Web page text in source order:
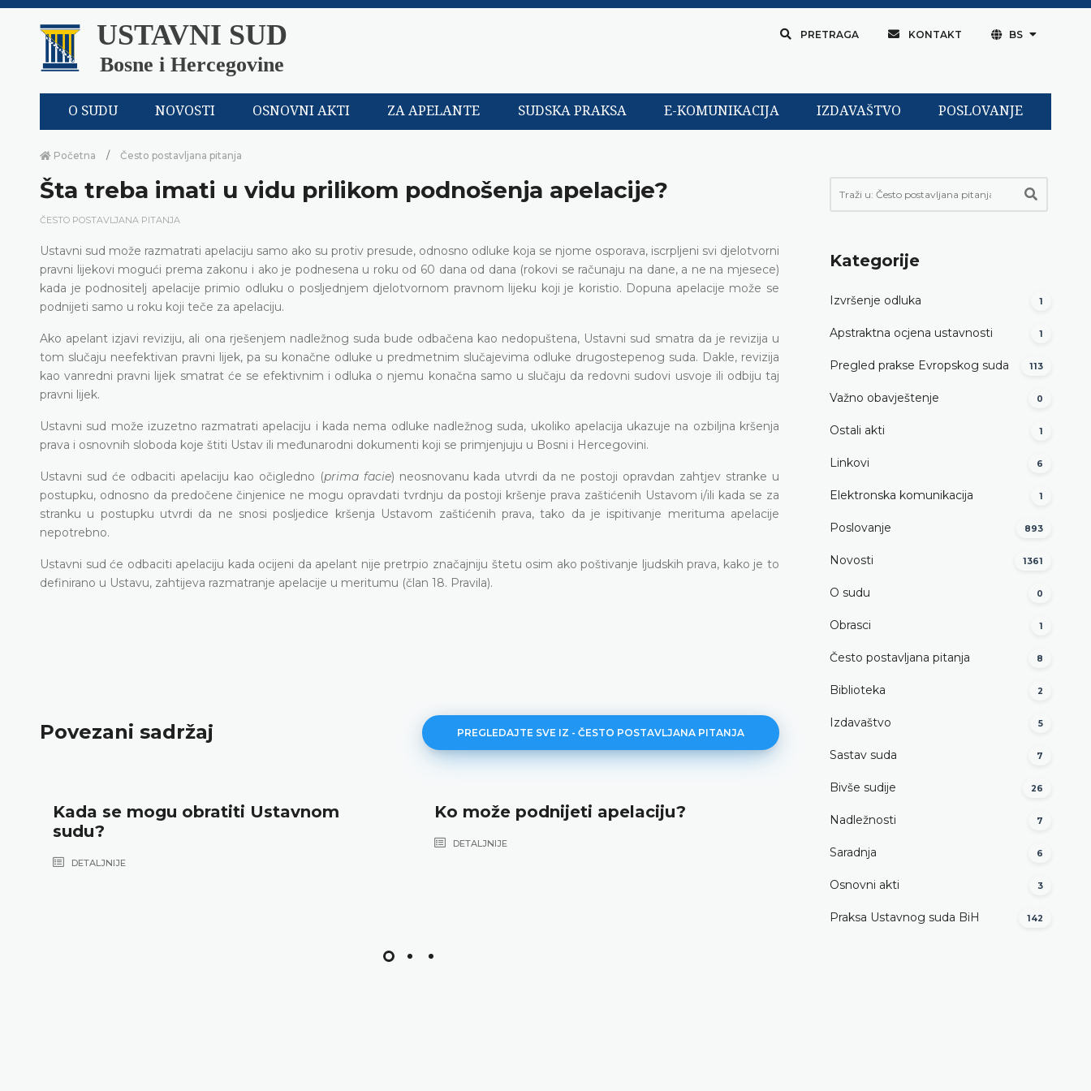
USTAVNI SUD
Bosne i Hercegovine
PRETRAGA KONTAKT BS
O SUDU NOVOSTI OSNOVNI AKTI ZA APELANTE SUDSKA PRAKSA E-KOMUNIKACIJA IZDAVAŠTVO POSLOVANJE
Početna Često postavljana pitanja
Šta treba imati u vidu prilikom podnošenja apelacije?
ČESTO POSTAVLJANA PITANJA
Ustavni sud može razmatrati apelaciju samo ako su protiv presude, odnosno odluke koja se njome osporava, iscrpljeni svi djelotvorni
pravni lijekovi mogući prema zakonu i ako je podnesena u roku od 60 dana od dana (rokovi se računaju na dane, a ne na mjesece)
kada je podnositelj apelacije primio odluku o posljednjem djelotvornom pravnom lijeku koji je koristio. Dopuna apelacije može se
podnijeti samo u roku koji teče za apelaciju.
Ako apelant izjavi reviziju, ali ona rješenjem nadležnog suda bude odbačena kao nedopuštena, Ustavni sud smatra da je revizija u
tom slučaju neefektivan pravni lijek, pa su konačne odluke u predmetnim slučajevima odluke drugostepenog suda. Dakle, revizija
kao vanredni pravni lijek smatrat će se efektivnim i odluka o njemu konačna samo u slučaju da redovni sudovi usvoje ili odbiju taj
pravni lijek.
Ustavni sud može izuzetno razmatrati apelaciju i kada nema odluke nadležnog suda, ukoliko apelacija ukazuje na ozbiljna kršenja
prava i osnovnih sloboda koje štiti Ustav ili međunarodni dokumenti koji se primjenjuju u Bosni i Hercegovini.
Ustavni sud će odbaciti apelaciju kao očigledno (prima facie) neosnovanu kada utvrdi da ne postoji opravdan zahtjev stranke u
postupku, odnosno da predočene činjenice ne mogu opravdati tvrdnju da postoji kršenje prava zaštićenih Ustavom i/ili kada se za
stranku u postupku utvrdi da ne snosi posljedice kršenja Ustavom zaštićenih prava, tako da je ispitivanje merituma apelacije
nepotrebno.
Ustavni sud će odbaciti apelaciju kada ocijeni da apelant nije pretrpio značajniju štetu osim ako poštivanje ljudskih prava, kako je to
definirano u Ustavu, zahtijeva razmatranje apelacije u meritumu (član 18. Pravila).
Povezani sadržaj PREGLEDAJTE SVE IZ - ČESTO POSTAVLJANA PITANJA
Kada se mogu obratiti Ustavnom
sudu?
DETALJNIJE
Ko može podnijeti apelaciju?
DETALJNIJE
Kako podnijeti apelaciju?
Kategorije
Izvršenje odluka 1
Apstraktna ocjena ustavnosti 1
Pregled prakse Evropskog suda 113
Važno obavještenje 0
Ostali akti 1
Linkovi 6
Elektronska komunikacija 1
Poslovanje 893
Novosti 1361
O sudu 0
Obrasci 1
Često postavljana pitanja 8
Biblioteka 2
Izdavaštvo 5
Sastav suda 7
Bivše sudije 26
Nadležnosti 7
Saradnja 6
Osnovni akti 3
Praksa Ustavnog suda BiH 142